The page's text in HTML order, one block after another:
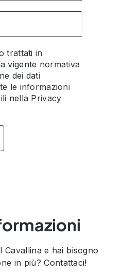
trattati in
vigente normativa
dei dati
le informazioni
nella Privacy
Cavallina e hai bisogno
in più? Contattaci!